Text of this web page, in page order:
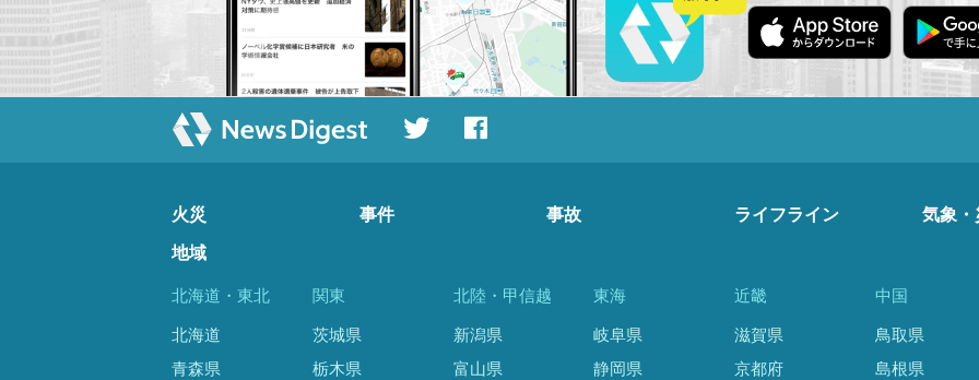
火災 事件 事故 ライフライン 気象・
地域
北海道・東北
北海道
青森県
関東
茨城県
栃木県
北陸・甲信越
新潟県
富山県
東海
岐阜県
静岡県
近畿
滋賀県
京都府
中国
鳥取県
島根県